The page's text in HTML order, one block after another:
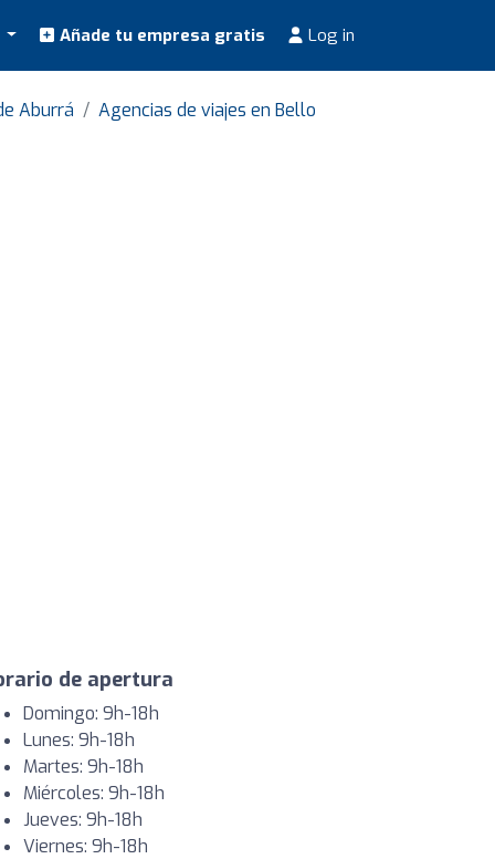
Añade tu empresa gratis Log in
Aburrá Agencias de viajes en Bello
de apertura
Domingo: 9h-18h
Lunes: 9h-18h
Martes: 9h-18h
Miércoles: 9h-18h
Jueves: 9h-18h
Viernes: 9h-18h